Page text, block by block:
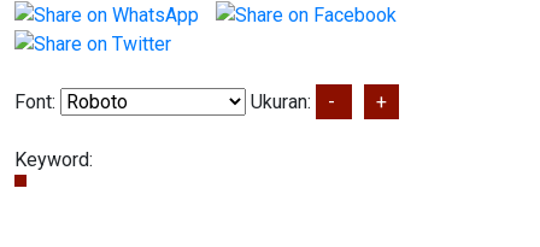
Font: Ukuran: - +
Keyword: